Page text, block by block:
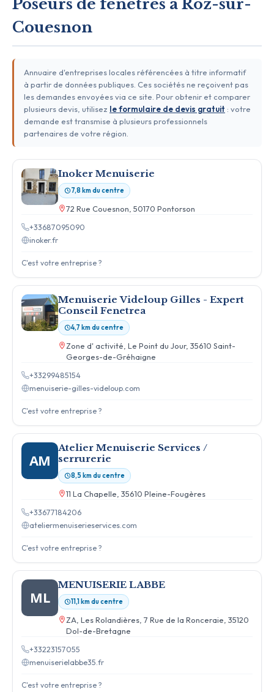
Poseurs de fenêtres à Roz-sur-
Couesnon
Annuaire d'entreprises locales référencées à titre informatif
à partir de données publiques. Ces sociétés ne reçoivent pas
les demandes envoyées via ce site. Pour obtenir et comparer
plusieurs devis, utilisez le formulaire de devis gratuit : votre
demande est transmise à plusieurs professionnels
partenaires de votre région.
Inoker Menuiserie
7,8 km du centre
72 Rue Couesnon, 50170 Pontorson
+33687095090
inoker.fr
C'est votre entreprise ?
Menuiserie Videloup Gilles - Expert
Conseil Fenetrea
4,7 km du centre
Zone d' activité, Le Point du Jour, 35610 Saint-
Georges-de-Gréhaigne
+33299485154
menuiserie-gilles-videloup.com
C'est votre entreprise ?
AM
Atelier Menuiserie Services /
serrurerie
8,5 km du centre
11 La Chapelle, 35610 Pleine-Fougères
+33677184206
ateliermenuiserieservices.com
C'est votre entreprise ?
ML
MENUISERIE LABBE
11,1 km du centre
ZA, Les Rolandières, 7 Rue de la Ronceraie, 35120
Dol-de-Bretagne
+33223157055
menuiserielabbe35.fr
C'est votre entreprise ?